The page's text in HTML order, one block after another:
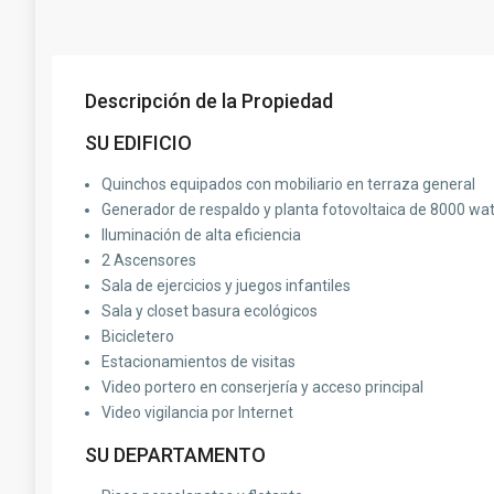
Descripción de la Propiedad
SU EDIFICIO
Quinchos equipados con mobiliario en terraza general
Generador de respaldo y planta fotovoltaica de 8000
Iluminación de alta eficiencia
2 Ascensores
Sala de ejercicios y juegos infantiles
Sala y closet basura ecológicos
Bicicletero
Estacionamientos de visitas
Video portero en conserjería y acceso principal
Video vigilancia por Internet
SU DEPARTAMENTO